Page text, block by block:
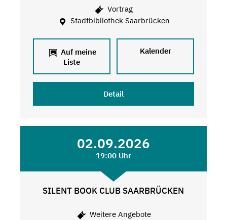
Vortrag
Stadtbibliothek Saarbrücken
Auf meine
Liste
Kalender
Detail
02.09.2026
19:00 Uhr
SILENT BOOK CLUB SAARBRÜCKEN
Weitere Angebote